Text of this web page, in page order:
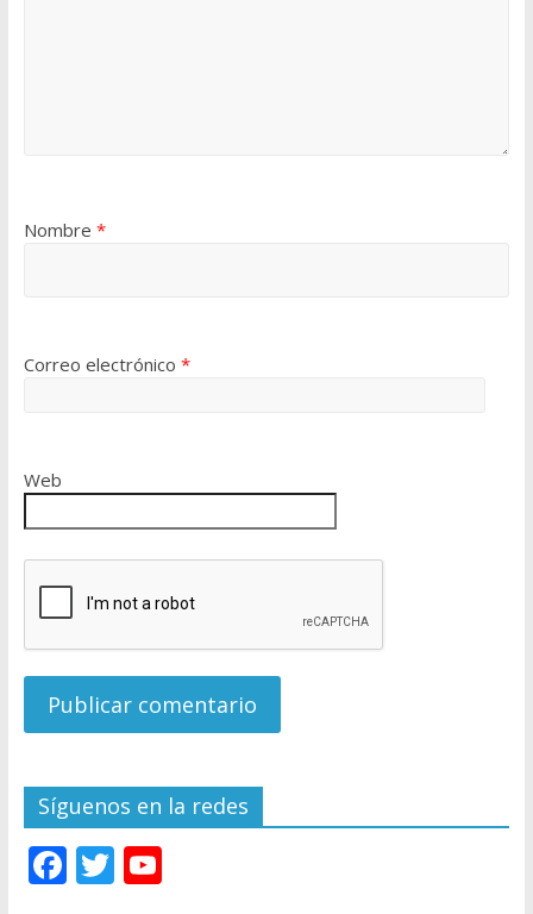
Nombre *
Correo electrónico *
Web
Síguenos en la redes
F T Y